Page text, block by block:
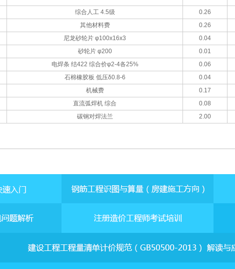
综合人工 4.5级 0.26
其他材料费 0.26
尼龙砂轮片 φ100x16x3 0.04
砂轮片 φ200 0.01
电焊条 结422 综合价φ2-4各25% 0.06
石棉橡胶板 低压δ0.8-6 0.04
机械费 0.17
直流弧焊机 综合 0.08
碳钢对焊法兰 2.00